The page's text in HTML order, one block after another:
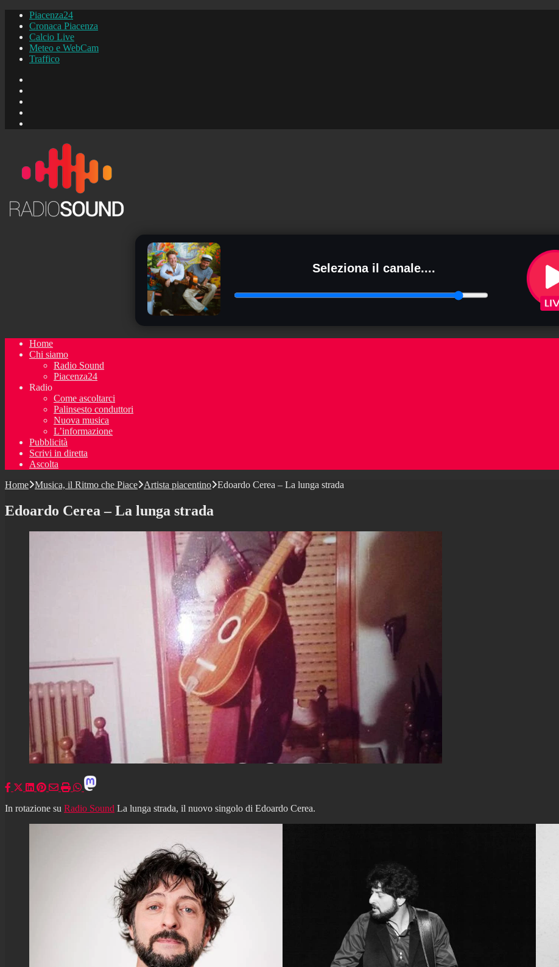
Piacenza24
Cronaca Piacenza
Calcio Live
Meteo e WebCam
Traffico
Seleziona il canale....
Home
Chi siamo
Radio Sound
Piacenza24
Radio
Come ascoltarci
Palinsesto conduttori
Nuova musica
L’informazione
Pubblicità
Scrivi in diretta
Ascolta
Home Musica, il Ritmo che Piace Artista piacentino Edoardo Cerea – La lunga strada
Edoardo Cerea – La lunga strada
In rotazione su Radio Sound La lunga strada, il nuovo singolo di Edoardo Cerea.